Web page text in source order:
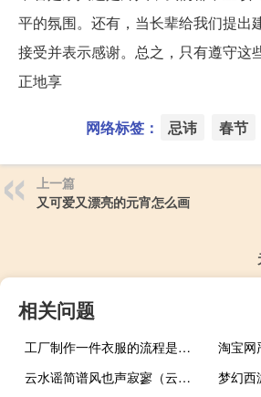
平的氛围。还有，当长辈给我们提出
接受并表示感谢。总之，只有遵守这
正地享
网络标签： 忌讳 春节
上一篇
又可爱又漂亮的元宵怎么画
相关问题
工厂制作一件衣服的流程是怎么样的？如何设计爆款衣服？
云水谣简谱风也声寂寥（云水谣简谱）
梦幻西